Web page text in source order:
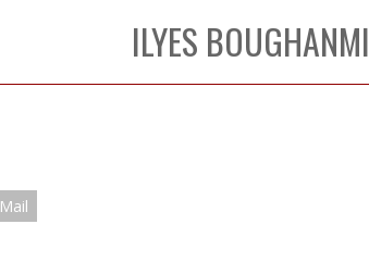
ILYES BOUGHANMI
Mail